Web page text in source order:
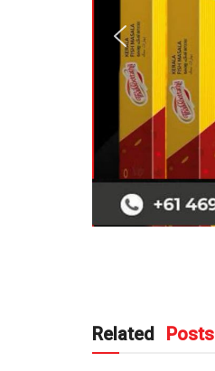
Related Posts